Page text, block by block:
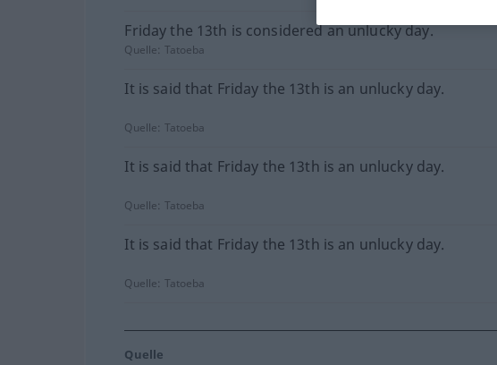
Friday the 13th is considered an unlucky day.
Quelle: Tatoeba
It is said that Friday the 13th is an unlucky day.
Quelle: Tatoeba
It is said that Friday the 13th is an unlucky day.
Quelle: Tatoeba
It is said that Friday the 13th is an unlucky day.
Quelle: Tatoeba
Quelle